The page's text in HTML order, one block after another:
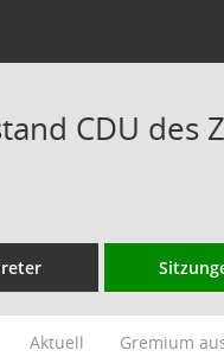
CDU des
Aktuell Gremium